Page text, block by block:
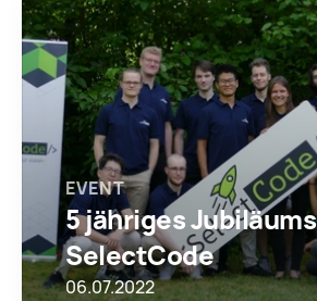
EVENT
5 jähriges Jubiläums
SelectCode
06.07.2022